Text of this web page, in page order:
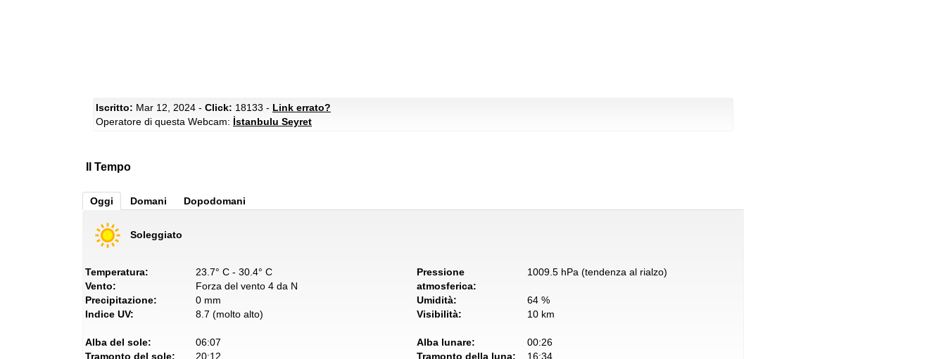
Iscritto: Mar 12, 2024 - Click: 18133 - Link errato?
Operatore di questa Webcam: İstanbulu Seyret
Il Tempo
Oggi Domani Dopodomani
Soleggiato
Temperatura:
23.7° C - 30.4° C
Vento:
Forza del vento 4 da N
Precipitazione:
0 mm
Indice UV:
8.7 (molto alto)
Pressione
atmosferica:
1009.5 hPa (tendenza al rialzo)
Umidità:
64 %
Visibilità:
10 km
Alba del sole:
06:07
Tramonto del sole:
20:12
Alba lunare:
00:26
Tramonto della luna:
16:34